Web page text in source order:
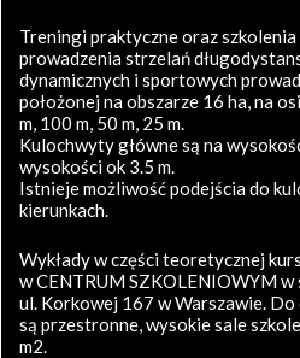
Treningi praktyczne oraz
prowadzenia strzelań
dynamicznych i sportowych
położonej na obszarze 16 ha, na
m, 100 m, 50 m, 25 m.
Kulochwyty główne są na
wysokości ok 3.5 m.
Istnieje możliwość podejścia do
kierunkach.
Wykłady w części teoretycznej
w CENTRUM SZKOLENIOWYM
ul. Korkowej 167 w Warszawie.
są przestronne, wysokie sale
m2.